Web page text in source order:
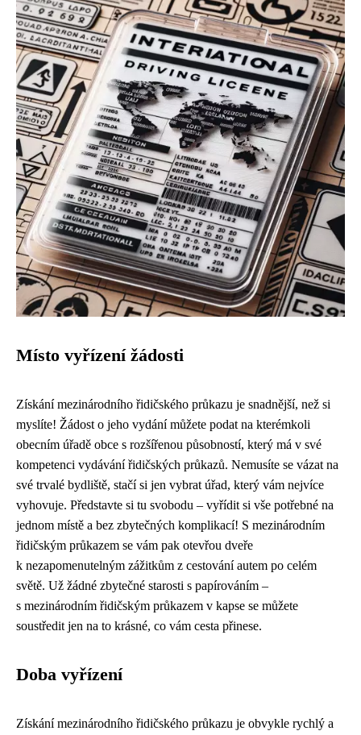
Místo vyřízení žádosti
Získání mezinárodního řidičského průkazu je snadnější, než si
myslíte! Žádost o jeho vydání můžete podat na kterémkoli
obecním úřadě obce s rozšířenou působností, který má v své
kompetenci vydávání řidičských průkazů. Nemusíte se vázat na
své trvalé bydliště, stačí si jen vybrat úřad, který vám nejvíce
vyhovuje. Představte si tu svobodu – vyřídit si vše potřebné na
jednom místě a bez zbytečných komplikací! S mezinárodním
řidičským průkazem se vám pak otevřou dveře
k nezapomenutelným zážitkům z cestování autem po celém
světě. Už žádné zbytečné starosti s papírováním –
s mezinárodním řidičským průkazem v kapse se můžete
soustředit jen na to krásné, co vám cesta přinese.
Doba vyřízení
Získání mezinárodního řidičského průkazu je obvykle rychlý a